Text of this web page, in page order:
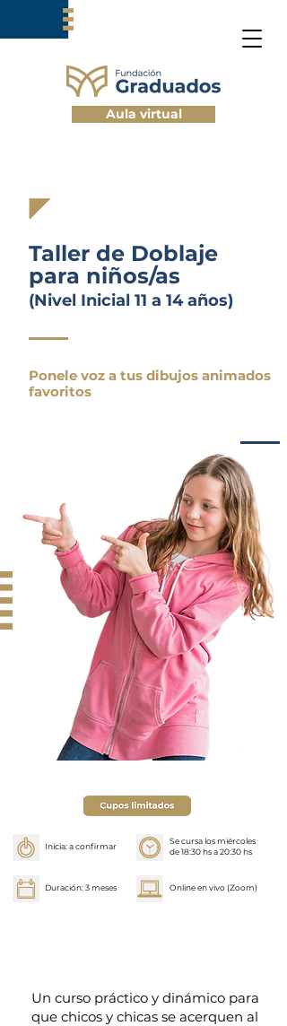
Aula virtual
Taller de Doblaje
para niños/as
(Nivel Inicial 11 a 14 años)
Ponele voz a tus dibujos animados
favoritos
Inicia: a confirmar
Se cursa los miércoles
de 18:30 hs a 20:30 hs
Duración: 3 meses Online en vivo (Zoom)
Un curso práctico y dinámico para
que chicos y chicas se acerquen al